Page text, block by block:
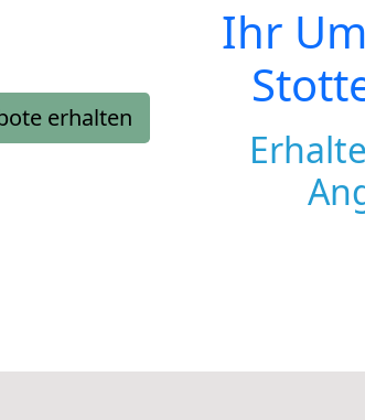
erhalten
Ihr